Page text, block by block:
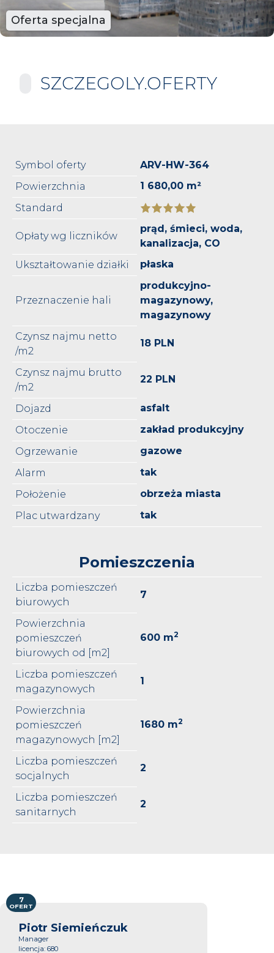
Oferta specjalna
SZCZEGOLY.OFERTY
Symbol oferty
ARV-HW-364
Powierzchnia
1 680,00 m²
Standard
Opłaty wg liczników
prąd, śmieci, woda,
kanalizacja, CO
Ukształtowanie działki
płaska
Przeznaczenie hali
produkcyjno-
magazynowy,
magazynowy
Czynsz najmu netto
/m2
18 PLN
Czynsz najmu brutto
/m2
22 PLN
Dojazd
asfalt
Otoczenie
zakład produkcyjny
Ogrzewanie
gazowe
Alarm
tak
Położenie
obrzeża miasta
Plac utwardzany
tak
Pomieszczenia
Liczba pomieszczeń
biurowych
7
Powierzchnia
pomieszczeń
biurowych od [m2]
600 m2
Liczba pomieszczeń
magazynowych
1
Powierzchnia
pomieszczeń
magazynowych [m2]
1680 m2
Liczba pomieszczeń
socjalnych
2
Liczba pomieszczeń
sanitarnych
2
Piotr Siemieńczuk
Manager
licencja: 680
7
OFERT